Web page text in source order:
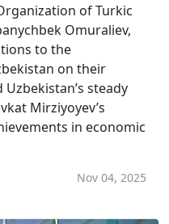
of Turkic
Omuraliev,
to the
on their
steady
Mirziyoyev’s
in economic
Nov 04, 2025